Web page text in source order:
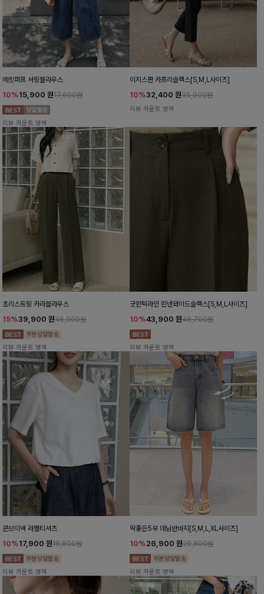
레킷퍼프 셔링블라우스
10%15,900 원17,600원
리뷰 카운트 영역
이지스판 카프리슬랙스[S,M,L사이즈]
10%32,400 원35,900원
리뷰 카운트 영역
초리스트링 카라블라우스
15%39,900 원46,900원
리뷰 카운트 영역
굿핀턱라인 린넨와이드슬랙스[S,M,L사이즈]
10%43,900 원48,700원
리뷰 카운트 영역
콘브이넥 라벨티셔츠
10%17,900 원19,800원
리뷰 카운트 영역
딱좋은5부 데님반바지[S,M,L,XL사이즈]
10%26,900 원29,800원
리뷰 카운트 영역